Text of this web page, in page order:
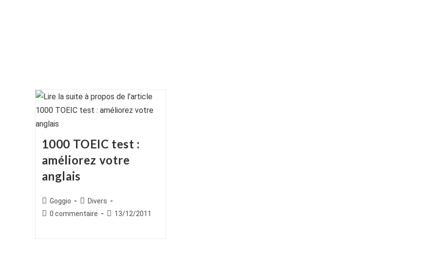
1000 TOEIC test :
améliorez votre
anglais
Auteur/autrice
de
Goggio
Post
category:
Divers
Commentaires
0 commentaire
Publication
13/12/2011